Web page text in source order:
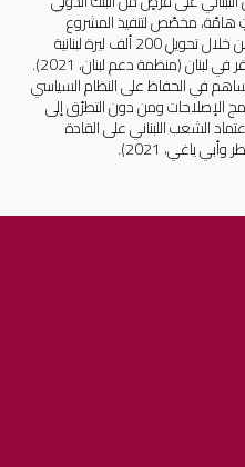
هامّة، مخصّص لتنفيذ المشروع
الطارىء لدعم شبكة الأمان الاجتماعي من خلال تحويلِ 200 ألف ليرة لبنانية
شهريًا إلى حوالى 200 ألف عائلةٍ من الأفقر في لبنان (منظمة دعم لبنان، 2021).
في الحفاظ على النظام السياسي
الإصلاحات ومن دون التطرّق إلى
الشعب اللبناني على القادة
ياغي، 2021).